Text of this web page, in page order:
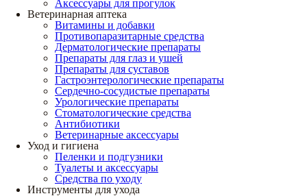
Аксессуары для прогулок
Ветеринарная аптека
Витамины и добавки
Противопаразитарные средства
Дерматологические препараты
Препараты для глаз и ушей
Препараты для суставов
Гастроэнтерологические препараты
Сердечно-сосудистые препараты
Урологические препараты
Стоматологические средства
Антибиотики
Ветеринарные аксессуары
Уход и гигиена
Пеленки и подгузники
Туалеты и аксессуары
Средства по уходу
Инструменты для ухода